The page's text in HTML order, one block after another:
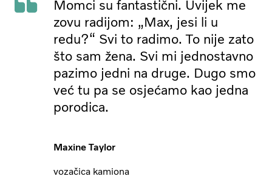
Momci su fantastični. Uvijek me
zovu radijom: „Max, jesi li u
redu?“ Svi to radimo. To nije zato
što sam žena. Svi mi jednostavno
pazimo jedni na druge. Dugo smo
već tu pa se osjećamo kao jedna
porodica.
Maxine Taylor
vozačica kamiona